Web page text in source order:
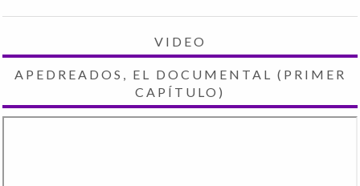
VIDEO
APEDREADOS, EL DOCUMENTAL (PRIMER
CAPÍTULO)